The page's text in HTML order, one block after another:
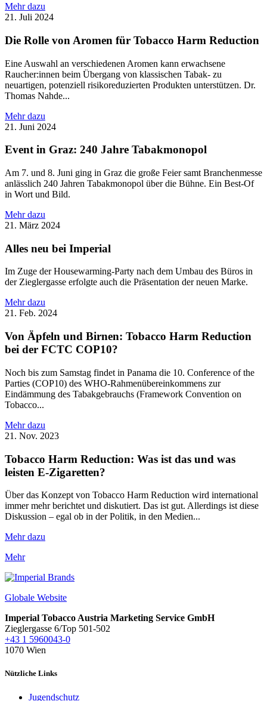
Mehr dazu
21. Juli 2024
Die Rolle von Aromen für Tobacco Harm Reduction
Eine Auswahl an verschiedenen Aromen kann erwachsene
Raucher:innen beim Übergang von klassischen Tabak- zu
neuartigen, potenziell risikoreduzierten Produkten unterstützen. Dr.
Thomas Nahde...
Mehr dazu
21. Juni 2024
Event in Graz: 240 Jahre Tabakmonopol
Am 7. und 8. Juni ging in Graz die große Feier samt Branchenmesse
anlässlich 240 Jahren Tabakmonopol über die Bühne. Ein Best-Of
in Wort und Bild.
Mehr dazu
21. März 2024
Alles neu bei Imperial
Im Zuge der Housewarming-Party nach dem Umbau des Büros in
der Zieglergasse erfolgte auch die Präsentation der neuen Marke.
Mehr dazu
21. Feb. 2024
Von Äpfeln und Birnen: Tobacco Harm Reduction
bei der FCTC COP10?
Noch bis zum Samstag findet in Panama die 10. Conference of the
Parties (COP10) des WHO-Rahmenübereinkommens zur
Eindämmung des Tabakgebrauchs (Framework Convention on
Tobacco...
Mehr dazu
21. Nov. 2023
Tobacco Harm Reduction: Was ist das und was
leisten E-Zigaretten?
Über das Konzept von Tobacco Harm Reduction wird international
immer mehr berichtet und diskutiert. Das ist gut. Allerdings ist diese
Diskussion – egal ob in der Politik, in den Medien...
Mehr dazu
Mehr
Globale Website
Imperial Tobacco Austria Marketing Service GmbH
Zieglergasse 6/Top 501-502
+43 1 5960043-0
1070 Wien
Nützliche Links
Jugendschutz